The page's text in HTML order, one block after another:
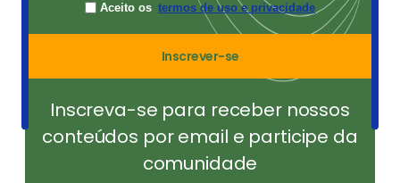
Aceito os termos de uso e privacidade
Inscrever-se
Inscreva-se para receber nossos
conteúdos por email e participe da
comunidade